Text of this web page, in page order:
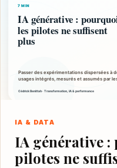
IA & DATA
IA générative
pilotes ne